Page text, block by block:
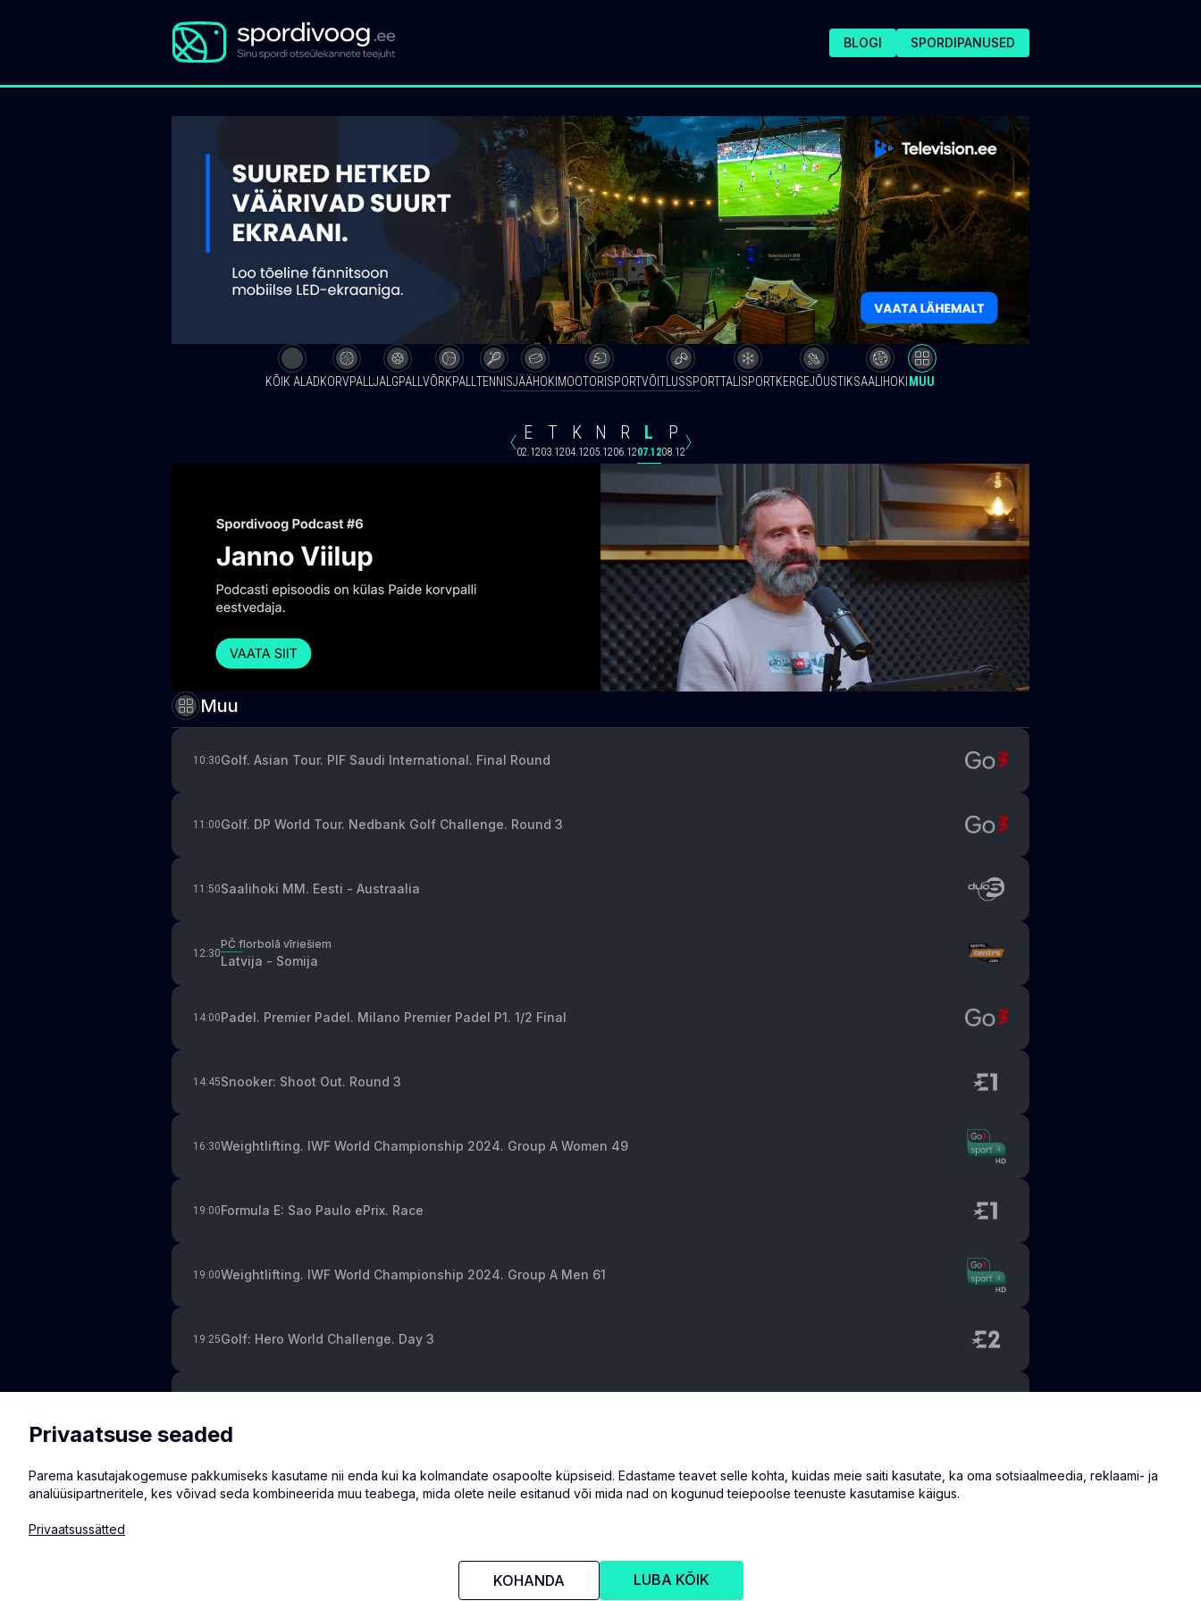
BLOGI SPORDIPANUSED
KÕIK ALADKORVPALL JALGPALL VÕRKPALL TENNISJÄÄHOKI MOOTORISPORTVÕITLUSSPORTTALISPORTKERGEJÕUSTIKSAALIHOKI MUU
E
02.12
T
03.12
K
04.12
N
05.12
R
06.12
L
07.12
P
08.12
Muu
10:30Golf. Asian Tour. PIF Saudi International. Final Round
11:00Golf. DP World Tour. Nedbank Golf Challenge. Round 3
11:50Saalihoki MM. Eesti - Austraalia
12:30
PČ florbolā vīriešiem
Latvija - Somija
14:00Padel. Premier Padel. Milano Premier Padel P1. 1/2 Final
14:45Snooker: Shoot Out. Round 3
16:30Weightlifting. IWF World Championship 2024. Group A Women 49
19:00Formula E: Sao Paulo ePrix. Race
19:00Weightlifting. IWF World Championship 2024. Group A Men 61
19:25Golf: Hero World Challenge. Day 3
23:30 Snooker: Shoot Out. Quarterfinal
Privaatsuse seaded
Parema kasutajakogemuse pakkumiseks kasutame nii enda kui ka kolmandate osapoolte küpsiseid. Edastame teavet selle kohta, kuidas meie saiti kasutate, ka oma sotsiaalmeedia, reklaami- ja
analüüsipartneritele, kes võivad seda kombineerida muu teabega, mida olete neile esitanud või mida nad on kogunud teiepoolse teenuste kasutamise käigus.
Privaatsussätted
KOHANDA LUBA KÕIK